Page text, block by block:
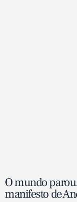
O mundo
manifesto de